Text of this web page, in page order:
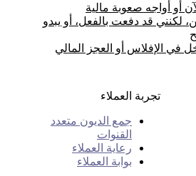
أو أواجه صعوبة مالية
لكنني قد دفعت بالفعل، أو يبدو
في الإفلاس أو العجز المالي
تجربة العملاء
جمع الديون متعدد
القنوات
رعاية العملاء
بوابة العملاء